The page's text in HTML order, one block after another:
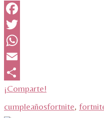
Facebook
Twitter
WhatsApp
Email
¡Comparte!
cumpleañosfortnite,